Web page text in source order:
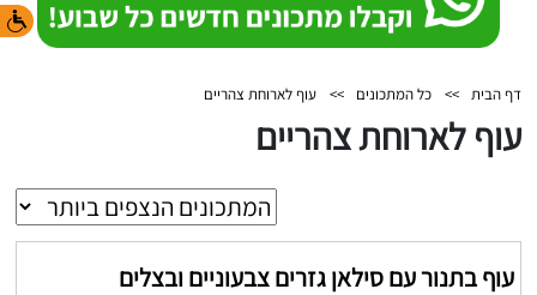
דף הבית >> כל המתכונים >> עוף לארוחת צהריים
עוף לארוחת צהריים
עוף בתנור עם סילאן גזרים צבעוניים ובצלים